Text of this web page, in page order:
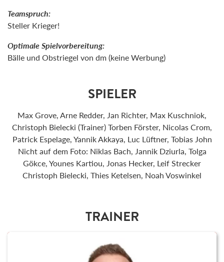
Teamspruch:
Steller Krieger!
Optimale Spielvorbereitung:
Bälle und Obstriegel von dm (keine Werbung)
SPIELER
Max Grove, Arne Redder, Jan Richter, Max Kuschniok,
Christoph Bielecki (Trainer) Torben Förster, Nicolas Crom,
Patrick Espelage, Yannik Akkaya, Luc Lüftner, Tobias John
Nicht auf dem Foto: Niklas Bach, Jannik Dziurla, Tolga
Gökce, Younes Kartiou, Jonas Hecker, Leif Strecker
Christoph Bielecki, Thies Ketelsen, Noah Voswinkel
TRAINER